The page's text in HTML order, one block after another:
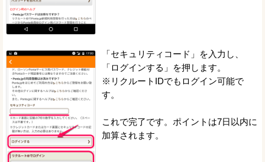
「セキュリティコード」を入力し、
「ログインする」を押します。
※リクルートIDでもログイン可能で
す。
これで完了です。ポイントは7日以内に
加算されます。